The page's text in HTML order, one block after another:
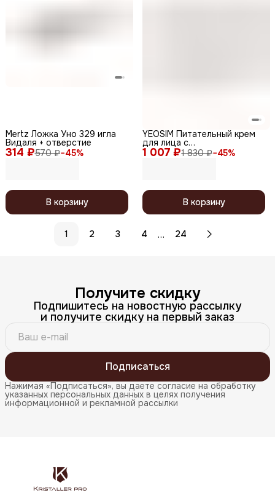
314 ₽570 ₽−45%
Mertz Ложка Уно 329 игла
Видаля + отверстие
В корзину
1 007 ₽1 830 ₽−45%
YEOSIM Питательный крем
для лица с
низкомолекулярным
коллагеном / Hydrolyzed
В корзину
1 2 3 4 … 24
Получите скидку
Подпишитесь на новостную рассылку
и получите скидку на первый заказ
Подписаться
Нажимая «Подписаться», вы даете согласие на обработку
указанных персональных данных в целях получения
информационной и рекламной рассылки